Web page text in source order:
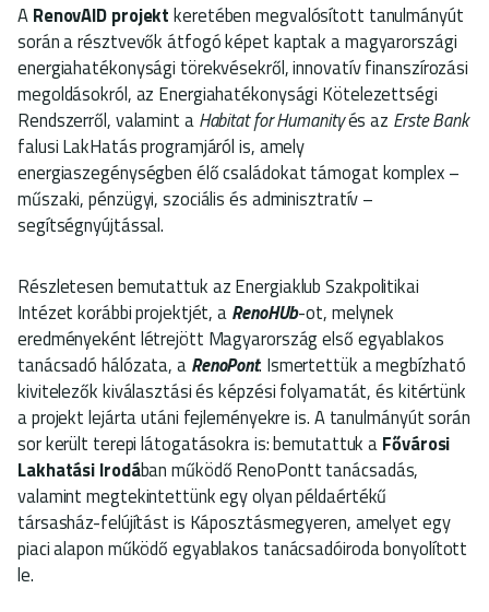
A RenovAID projekt keretében megvalósított tanulmányút
során a résztvevők átfogó képet kaptak a magyarországi
energiahatékonysági törekvésekről, innovatív finanszírozási
megoldásokról, az Energiahatékonysági Kötelezettségi
Rendszerről, valamint a Habitat for Humanityés az Erste Bank
falusi LakHatás programjáról is, amely
energiaszegénységben élő családokat támogat komplex –
műszaki, pénzügyi, szociális és adminisztratív –
segítségnyújtással.
Részletesen bemutattuk az Energiaklub Szakpolitikai
Intézet korábbi projektjét, a RenoHUb-ot, melynek
eredményeként létrejött Magyarország első egyablakos
tanácsadó hálózata, a RenoPont. Ismertettük a megbízható
kivitelezők kiválasztási és képzési folyamatát, és kitértünk
a projekt lejárta utáni fejleményekre is. A tanulmányút során
sor került terepi látogatásokra is: bemutattuk a Fővárosi
Lakhatási Irodában működő RenoPontt tanácsadás,
valamint megtekintettünk egy olyan példaértékű
társasház-felújítást is Káposztásmegyeren, amelyet egy
piaci alapon működő egyablakos tanácsadóiroda bonyolított
le.